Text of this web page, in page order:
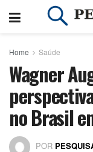
Home Saúde
Wagner
no Brasil
POR